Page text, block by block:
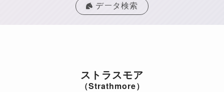
データ検索
ストラスモア
（Strathmore）